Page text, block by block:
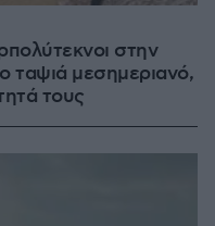
στην
ταψιά μεσημεριανό,
τους